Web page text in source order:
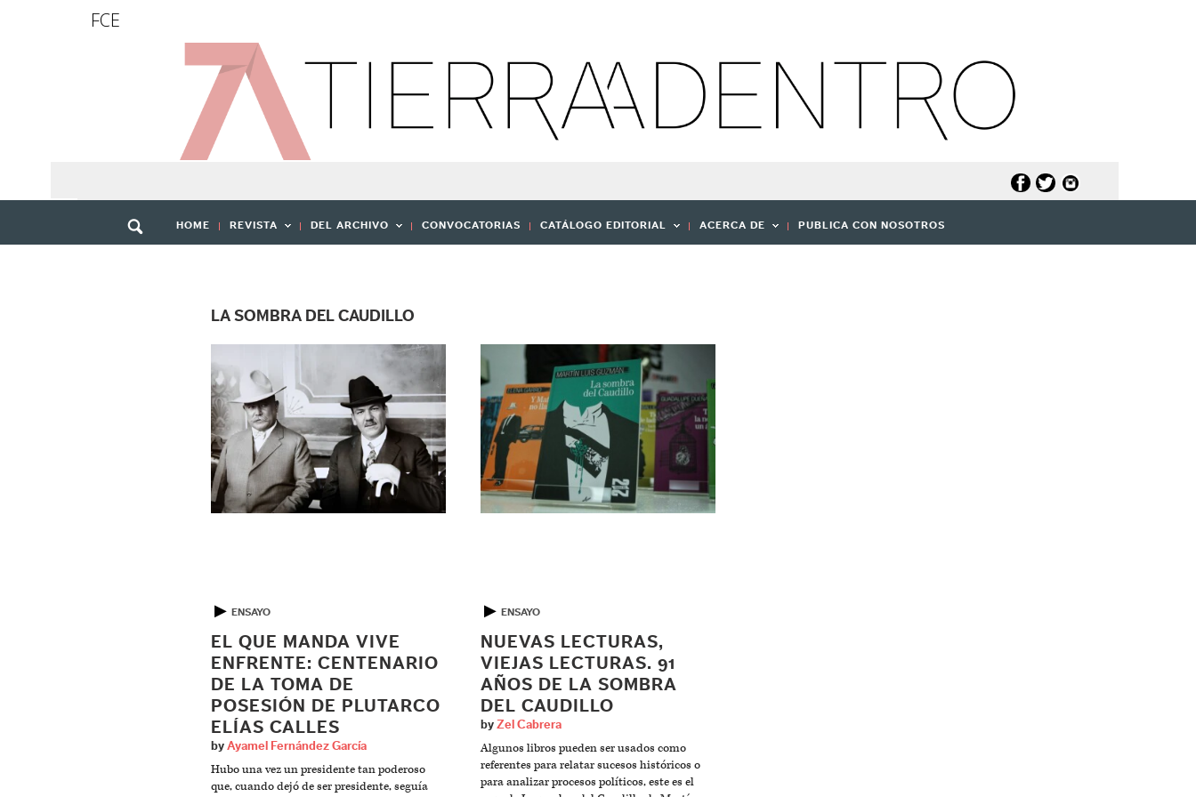
FCE
HOME REVISTA DEL ARCHIVO CONVOCATORIAS CATÁLOGO EDITORIAL ACERCA DE PUBLICA CON NOSOTROS
LA SOMBRA DEL CAUDILLO
▶ ENSAYO
EL QUE MANDA VIVE
ENFRENTE: CENTENARIO
DE LA TOMA DE
POSESIÓN DE PLUTARCO
ELÍAS CALLES
by Ayamel Fernández García
Hubo una vez un presidente tan poderoso
que, cuando dejó de ser presidente, seguía
▶ ENSAYO
NUEVAS LECTURAS,
VIEJAS LECTURAS. 91
AÑOS DE LA SOMBRA
DEL CAUDILLO
by Zel Cabrera
Algunos libros pueden ser usados como
referentes para relatar sucesos históricos o
para analizar procesos políticos, este es el